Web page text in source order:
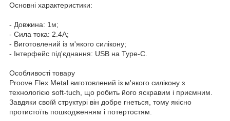
Основні характеристики:
- Довжина: 1м;
- Сила тока: 2.4A;
- Виготовлений із м'якого силікону;
- Інтерфейс під'єднання: USB на Type-C.
Особливості товару
Proove Flex Metal виготовлений із м'якого силікону з
технологією soft-tuch, що робить його яскравим і приємним.
Завдяки своїй структурі він добре гнеться, тому якісно
протистоїть пошкодженням і потертостям.